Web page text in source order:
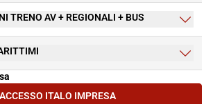
TRENO AV + REGIONALI + BUS
ACCESSO ITALO IMPRESA(SI APRE IN UNA NUOVA SCHEDA)